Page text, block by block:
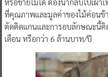
หรือขายไม่ได้ ต้องนำกลับไปเผา
ที่คุณภาพและมูลค่าของไม้ค่อนข้
ตัดติดแกนและการอบลักษณะนี้คิ
เดือน หรือกว่า 6 ล้านบาท/ปี